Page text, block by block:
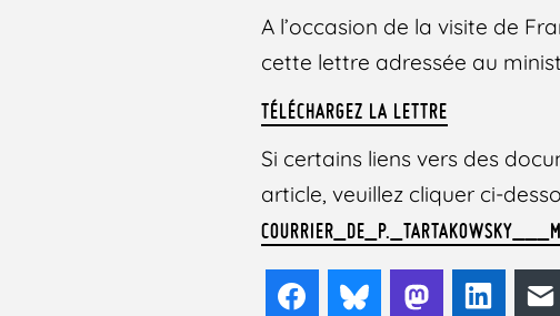
A l’occasion de la visite de
cette lettre adressée au
TÉLÉCHARGEZ LA LETTRE
Si certains liens vers des
article, veuillez cliquer ci-
FacebookBlueskyMastodon